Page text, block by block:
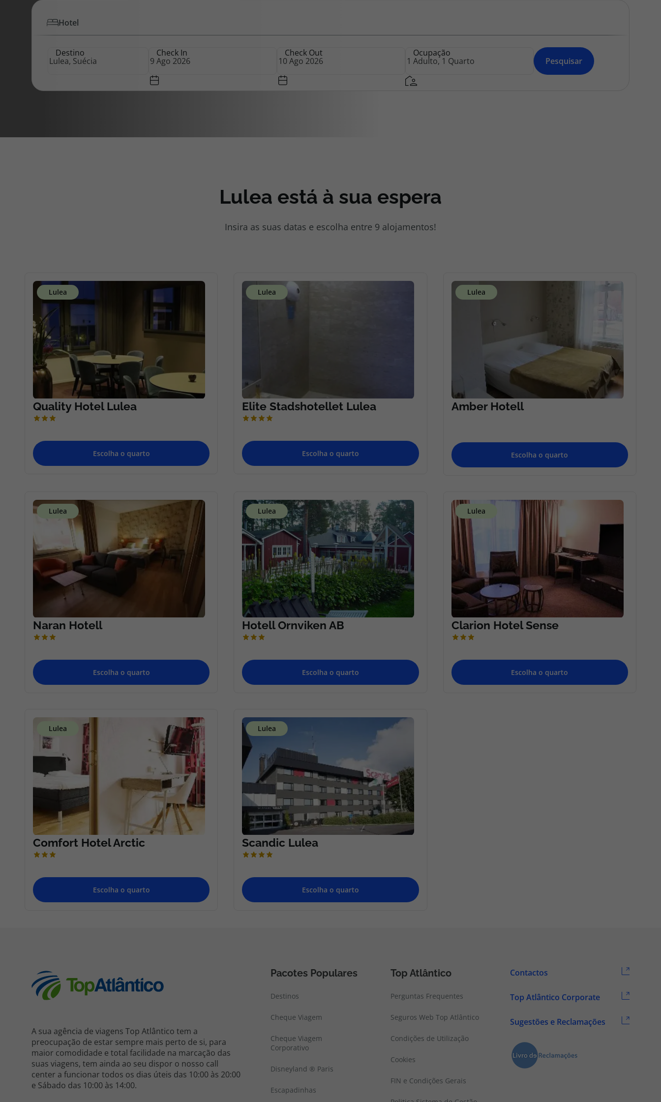
Pacotes de Férias
Disneyland ® Paris Blog TopViagens
facilidade na marcação das suas viagens, tem ainda ao seu
dispor o nosso call center a funcionar todos os dias úteis das
10:00 às 20:00 e Sábado das 10:00 às 14:00.
Hotel
Destino Check In Check Out Ocupação
Pesquisar
Lulea está à sua espera
Insira as suas datas e escolha entre 9 alojamentos!
A sua agência de viagens Top Atlântico tem a
preocupação de estar sempre mais perto de si, para
maior comodidade e total facilidade na marcação das
suas viagens, tem ainda ao seu dispor o nosso call
center a funcionar todos os dias úteis das 10:00 às 20:00
e Sábado das 10:00 às 14:00.
Pacotes Populares
Destinos
Cheque Viagem
Cheque Viagem
Corporativo
Disneyland ® Paris
Escapadinhas
Top Atlântico
Perguntas Frequentes
Seguros Web Top Atlântico
Condições de Utilização
Cookies
FIN e Condições Gerais
Contactos
Top Atlântico Corporate
Sugestões e Reclamações